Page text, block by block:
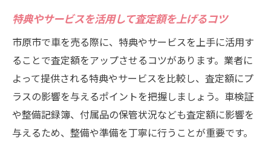
特典やサービスを活用して査定額を上げるコツ
市原市で車を売る際に、特典やサービスを上手に活用す
ることで査定額をアップさせるコツがあります。業者に
よって提供される特典やサービスを比較し、査定額にプ
ラスの影響を与えるポイントを把握しましょう。車検証
や整備記録簿、付属品の保管状況なども査定額に影響を
与えるため、整備や準備を丁寧に行うことが重要です。